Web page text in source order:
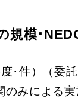
規模･
･件）（委
のみによる